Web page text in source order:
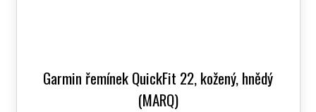
Garmin řemínek QuickFit 22, kožený, hnědý
(MARQ)